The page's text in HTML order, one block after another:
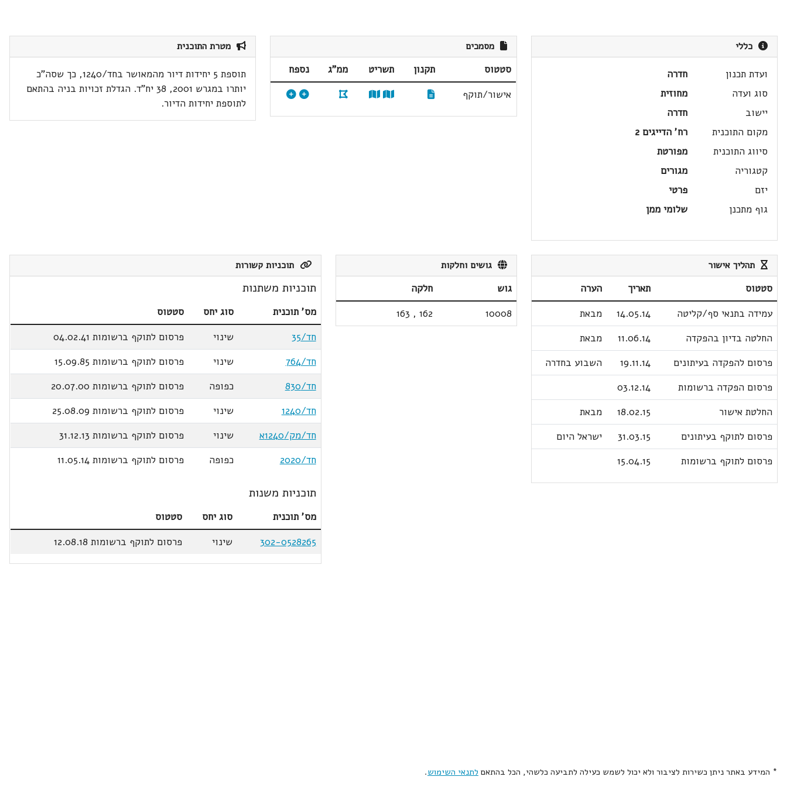
כללי
ועדת תכנון
חדרה
סוג ועדה
מחוזית
יישוב
חדרה
מקום התוכנית
רח' הדייגים 2
סיווג התוכנית
מפורטת
קטגוריה
מגורים
יזם
פרטי
גוף מתכנן
שלומי ממן
מסמכים
סטטוס תקנון תשריט ממ"ג
נספח
אישור/תוקף
מטרת התוכנית
תוספת 5 יחידות דיור מהמאושר בחד/1240, כך שסה"כ
יותרו במגרש 2001, 38 יח"ד. הגדלת זכויות בניה בהתאם
לתוספת יחידות הדיור.
תהליך אישור
סטטוס תאריך
הערה
עמידה בתנאי סף/קליטה
14.05.14
מבאת
החלטה בדיון בהפקדה
11.06.14
מבאת
פרסום להפקדה בעיתונים
19.11.14
השבוע בחדרה
פרסום הפקדה ברשומות
03.12.14
החלטת אישור
18.02.15
מבאת
פרסום לתוקף בעיתונים
31.03.15
ישראל היום
פרסום לתוקף ברשומות
15.04.15
גושים וחלקות
גוש
חלקה
10008
162
,
163
תוכניות קשורות
תוכניות משתנות
מס' תוכנית סוג יחס
סטטוס
חד/35
שינוי
פרסום לתוקף ברשומות 04.02.41
חד/764
שינוי
פרסום לתוקף ברשומות 15.09.85
חד/830
כפופה
פרסום לתוקף ברשומות 20.07.00
חד/1240
שינוי
פרסום לתוקף ברשומות 25.08.09
חד/מק/1240א
שינוי
פרסום לתוקף ברשומות 31.12.13
חד/2020
כפופה פרסום לתוקף ברשומות 11.05.14
תוכניות משנות
מס' תוכנית סוג יחס
סטטוס
302-0528265
שינוי פרסום לתוקף ברשומות 12.08.18
* המידע באתר ניתן כשירות לציבור ולא יכול לשמש כעילה לתביעה כלשהי, הכל בהתאם לתנאי השימוש.